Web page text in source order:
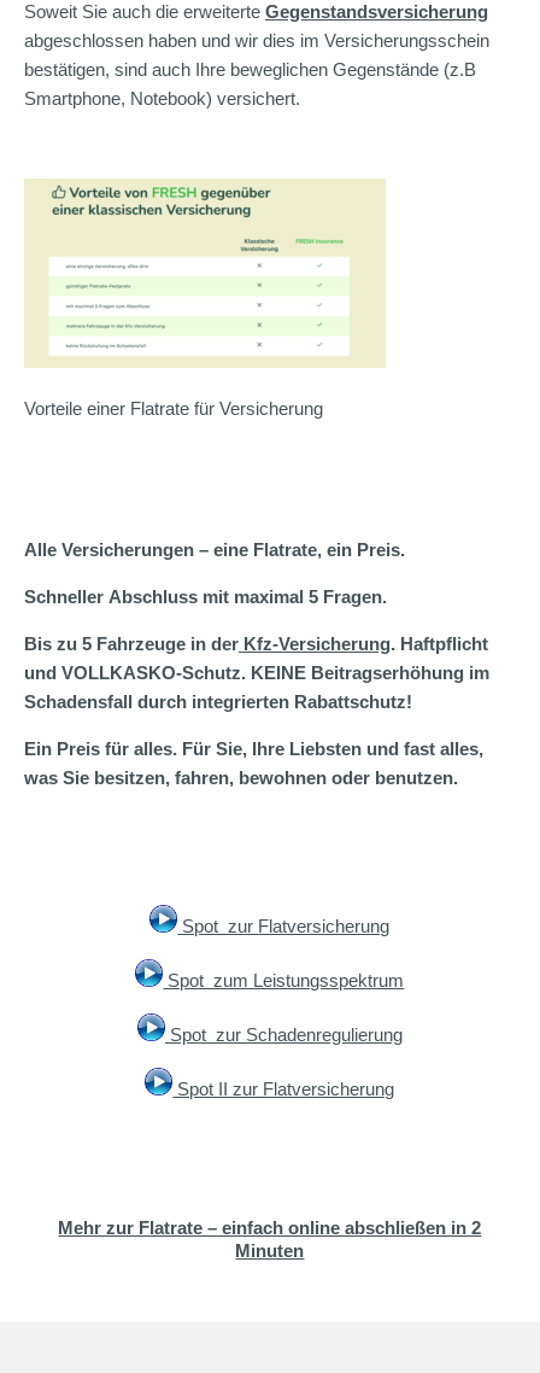
Soweit Sie auch die erweiterte Gegenstandsversicherung
abgeschlossen haben und wir dies im Versicherungsschein
bestätigen, sind auch Ihre beweglichen Gegenstände (z.B
Smartphone, Notebook) versichert.
Vorteile einer Flatrate für Versicherung
Alle Versicherungen – eine Flatrate, ein Preis.
Schneller Abschluss mit maximal 5 Fragen.
Bis zu 5 Fahrzeuge in der Kfz-Versicherung. Haftpflicht
und VOLLKASKO-Schutz. KEINE Beitragserhöhung im
Schadensfall durch integrierten Rabattschutz!
Ein Preis für alles. Für Sie, Ihre Liebsten und fast alles,
was Sie besitzen, fahren, bewohnen oder benutzen.
Spot zur Flatversicherung
Spot zum Leistungsspektrum
Spot zur Schadenregulierung
Spot II zur Flatversicherung
Mehr zur Flatrate – einfach online abschließen in 2
Minuten